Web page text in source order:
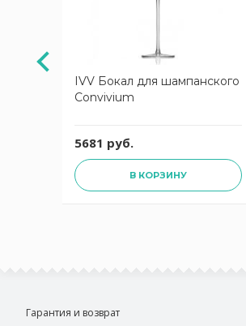
АКЦИЯ
IVV Бокал для шампанского
Convivium
5681 руб.
В КОРЗИНУ
Гарантия и возврат